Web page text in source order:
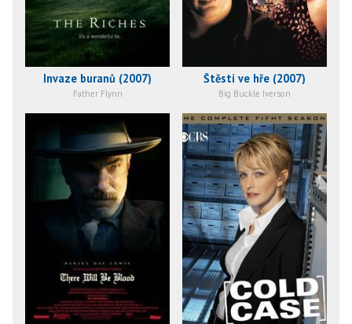
Invaze buranů (2007)
Father Flynn
Štěstí ve hře (2007)
Big Buckle Iverson